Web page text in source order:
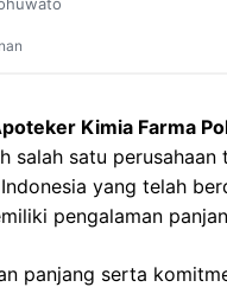
Kimia Farma
salah satu perusahaan
yang telah
pengalaman
panjang serta